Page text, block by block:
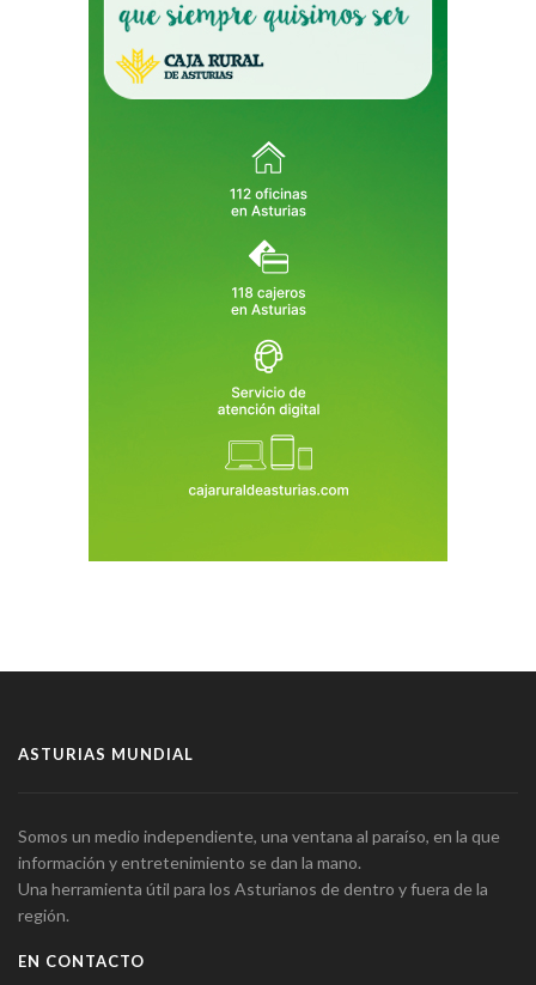
ASTURIAS MUNDIAL
Somos un medio independiente, una ventana al paraíso, en la que
información y entretenimiento se dan la mano.
Una herramienta útil para los Asturianos de dentro y fuera de la
región.
EN CONTACTO